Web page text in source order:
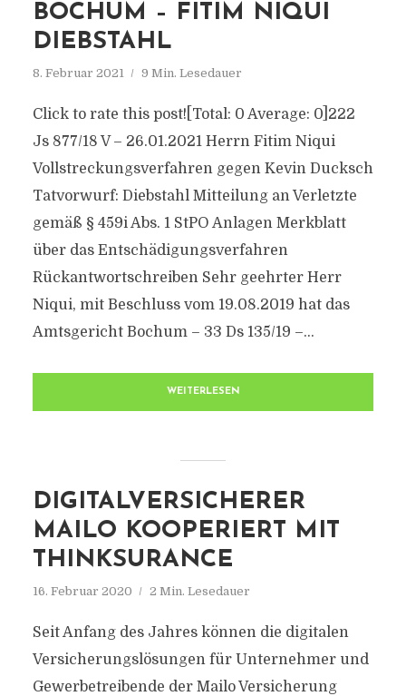
BOCHUM – FITIM NIQUI
DIEBSTAHL
8. Februar 2021 9 Min. Lesedauer
Click to rate this post![Total: 0 Average: 0]222
Js 877/​18 V – 26.01.2021 Herrn Fitim Niqui
Vollstreckungsverfahren gegen Kevin Ducksch
Tatvorwurf: Diebstahl Mitteilung an Verletzte
gemäß § 459i Abs. 1 StPO Anlagen Merkblatt
über das Entschädigungsverfahren
Rückantwortschreiben Sehr geehrter Herr
Niqui, mit Beschluss vom 19.08.2019 hat das
Amtsgericht Bochum – 33 Ds 135/​19 –...
WEITERLESEN
DIGITALVERSICHERER
MAILO KOOPERIERT MIT
THINKSURANCE
16. Februar 2020 2 Min. Lesedauer
Seit Anfang des Jahres können die digitalen
Versicherungslösungen für Unternehmer und
Gewerbetreibende der Mailo Versicherung